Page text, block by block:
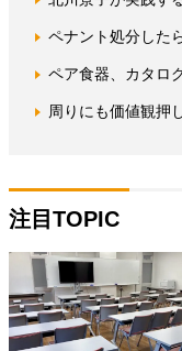
ペナント処分した
ペア食器、カタロ
周りにも価値観
注目TOPIC